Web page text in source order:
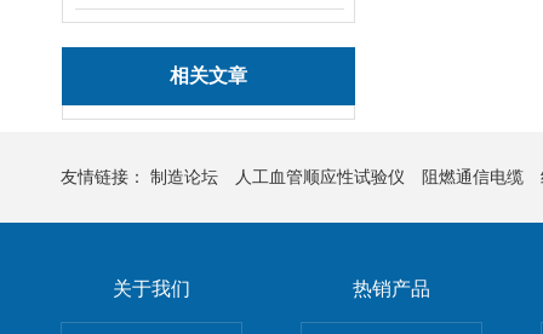
相关文章
友情链接： 制造论坛 人工血管顺应性试验仪 阻燃通信电缆
关于我们 热销产品